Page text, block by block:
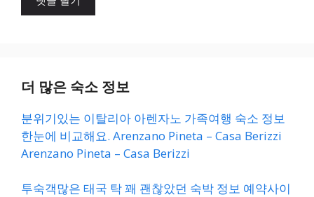
더 많은 숙소 정보
분위기있는 이탈리아 아렌자노 가족여행 숙소 정보
한눈에 비교해요. Arenzano Pineta – Casa Berizzi
Arenzano Pineta – Casa Berizzi
투숙객많은 태국 탁 꽤 괜찮았던 숙박 정보 예약사이